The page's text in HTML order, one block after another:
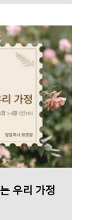
우리 가정